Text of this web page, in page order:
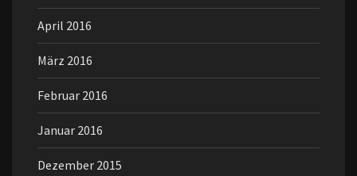
April 2016
März 2016
Februar 2016
Januar 2016
Dezember 2015